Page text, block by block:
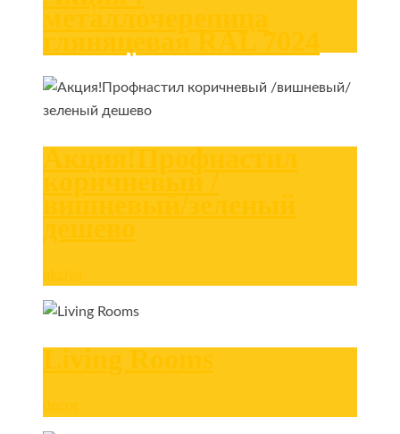
металлочерепица
гляняцевая RAL 7024
Акция!Профнастил
коричневый /
вишневый/зеленый
дешево
akciya
Living Rooms
decor